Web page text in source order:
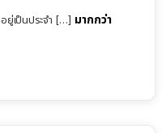
ยู่เป็นประจำ […] มากกว่า